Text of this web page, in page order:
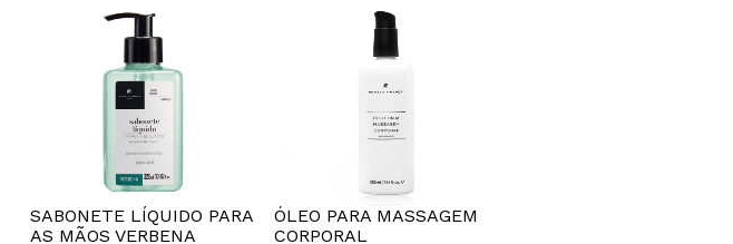
SABONETE LÍQUIDO PARA
AS MÃOS VERBENA
ÓLEO PARA MASSAGEM
CORPORAL